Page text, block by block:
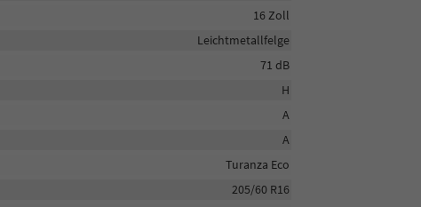
16 Zoll
Leichtmetallfelge
71 dB
H
A
A
Turanza Eco
205/60 R16